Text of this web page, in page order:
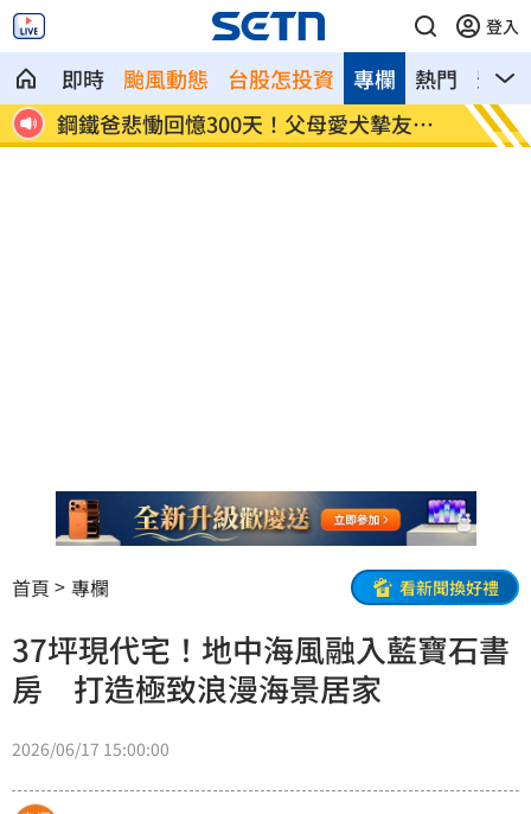
登入
即時 颱風動態 台股怎投資 熱門 影音
專欄
鋼鐵爸悲慟回憶300天！父母愛犬摯友過
世
《玫
了
首頁 專欄 看新聞換好禮
37坪現代宅！地中海風融入藍寶石書
房 打造極致浪漫海景居家
2026/06/17 15:00:00